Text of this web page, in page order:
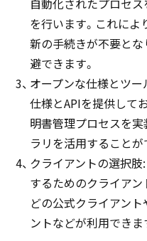
自動化されたプロセ
を行います。これによ
新の手続きが不要とな
避できます。
オープンな仕様とツ
仕様とAPIを提供して
明書管理プロセスを
ラリを活用することが
クライアントの選択
するためのクライア
どの公式クライアン
ントなどが利用できま